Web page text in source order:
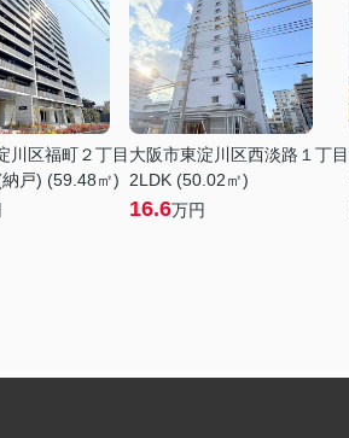
川区福町２丁目
戸) (59.48㎡)
大阪市東淀川区西淡路１丁目
2LDK (50.02㎡)
16.6万円